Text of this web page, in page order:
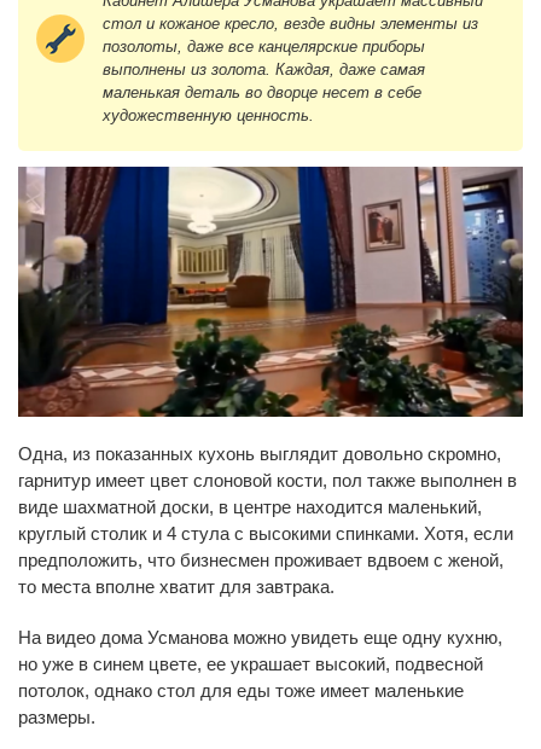
стол и кожаное кресло, везде видны элементы из
позолоты, даже все канцелярские приборы
выполнены из золота. Каждая, даже самая
маленькая деталь во дворце несет в себе
художественную ценность.
Одна, из показанных кухонь выглядит довольно скромно,
гарнитур имеет цвет слоновой кости, пол также выполнен в
виде шахматной доски, в центре находится маленький,
круглый столик и 4 стула с высокими спинками. Хотя, если
предположить, что бизнесмен проживает вдвоем с женой,
то места вполне хватит для завтрака.
На видео дома Усманова можно увидеть еще одну кухню,
но уже в синем цвете, ее украшает высокий, подвесной
потолок, однако стол для еды тоже имеет маленькие
размеры.